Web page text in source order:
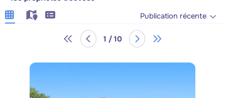
Publication récente
1 / 10